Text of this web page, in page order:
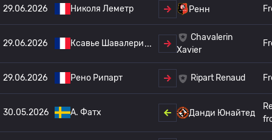
29.06.2026 Николя Леметр Ренн
29.06.2026 Ксавье Шавалери
Chavalerin
Xavier
29.06.2026 Рено Рипарт Ripart Renaud
30.05.2026 A. Фатх Данди Юнайтед